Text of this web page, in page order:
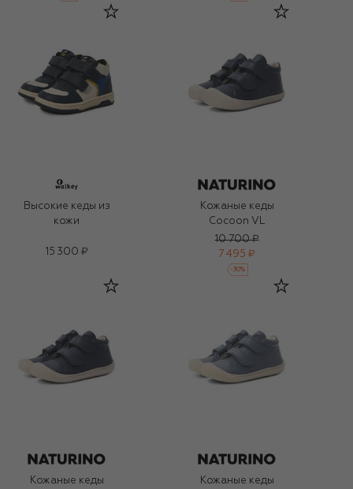
Высокие кеды из
кожи
15 300 ₽
Кожаные кеды
Cocoon VL
10 700 ₽
7 495 ₽
-30%
Кожаные кеды
Кожаные кеды